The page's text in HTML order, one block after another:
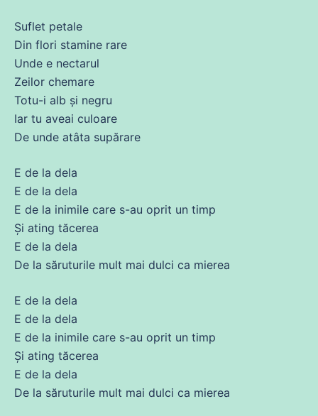
Suflet petale
Din flori stamine rare
Unde e nectarul
Zeilor chemare
Totu-i alb și negru
Iar tu aveai culoare
De unde atâta supărare
E de la dela
E de la dela
E de la inimile care s-au oprit un timp
Și ating tăcerea
E de la dela
De la săruturile mult mai dulci ca mierea
E de la dela
E de la dela
E de la inimile care s-au oprit un timp
Și ating tăcerea
E de la dela
De la săruturile mult mai dulci ca mierea